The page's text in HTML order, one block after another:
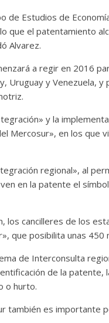
de Estudios de
que el patentamiento
Alvarez.
a regir en 2016
Uruguay y Venezuela,
y la
Mercosur», en los que
regional», al
en la patente el
los cancilleres de los
que posibilita unas 450
de Interconsulta
de la patente,
o hurto.
también es importante